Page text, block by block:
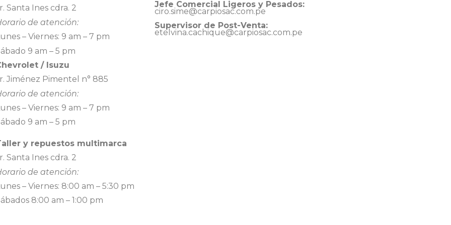
Santa Ines cdra. 2
de atención:
– Viernes: 9 am – 7 pm
9 am – 5 pm
/ Isuzu
Jiménez Pimentel n° 885
de atención:
– Viernes: 9 am – 7 pm
9 am – 5 pm
y repuestos multimarca
Santa Ines cdra. 2
de atención:
– Viernes: 8:00 am – 5:30 pm
8:00 am – 1:00 pm
Jefe Comercial Ligeros y Pesados:
ciro.sime@carpiosac.com.pe
Supervisor de Post-Venta:
etelvina.cachique@carpiosac.com.pe